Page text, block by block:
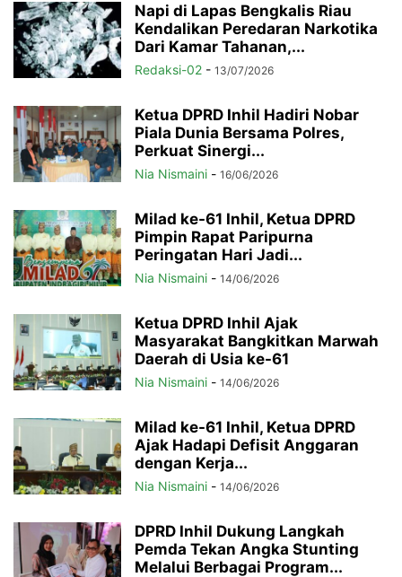
Napi di Lapas Bengkalis Riau
Kendalikan Peredaran Narkotika
Dari Kamar Tahanan,...
Redaksi-02 - 13/07/2026
Ketua DPRD Inhil Hadiri Nobar
Piala Dunia Bersama Polres,
Perkuat Sinergi...
Nia Nismaini - 16/06/2026
Milad ke-61 Inhil, Ketua DPRD
Pimpin Rapat Paripurna
Peringatan Hari Jadi...
Nia Nismaini - 14/06/2026
Ketua DPRD Inhil Ajak
Masyarakat Bangkitkan Marwah
Daerah di Usia ke-61
Nia Nismaini - 14/06/2026
Milad ke-61 Inhil, Ketua DPRD
Ajak Hadapi Defisit Anggaran
dengan Kerja...
Nia Nismaini - 14/06/2026
DPRD Inhil Dukung Langkah
Pemda Tekan Angka Stunting
Melalui Berbagai Program...